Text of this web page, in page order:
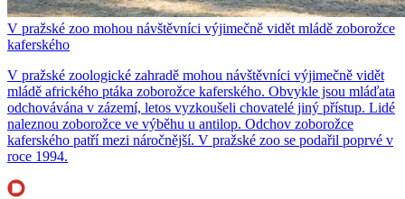
V pražské zoo mohou návštěvníci výjimečně vidět mládě zoborožce
kaferského
V pražské zoologické zahradě mohou návštěvníci výjimečně vidět
mládě afrického ptáka zoborožce kaferského. Obvykle jsou mláďata
odchovávána v zázemí, letos vyzkoušeli chovatelé jiný přístup. Lidé
naleznou zoborožce ve výběhu u antilop. Odchov zoborožce
kaferského patří mezi náročnější. V pražské zoo se podařil poprvé v
roce 1994.